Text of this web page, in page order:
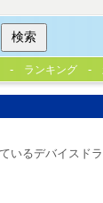
ランキング
るデバイス